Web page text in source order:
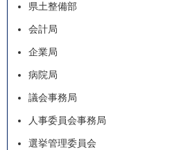
県土整備部
会計局
企業局
病院局
議会事務局
人事委員会事務局
選挙管理委員会